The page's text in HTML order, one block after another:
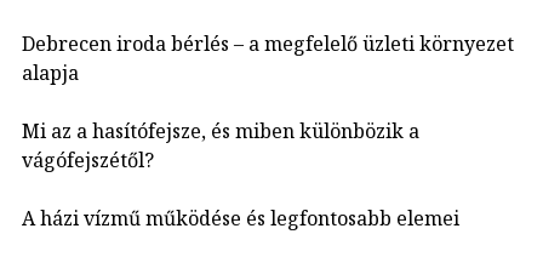
Debrecen iroda bérlés – a megfelelő üzleti környezet
alapja
Mi az a hasítófejsze, és miben különbözik a
vágófejszétől?
A házi vízmű működése és legfontosabb elemei